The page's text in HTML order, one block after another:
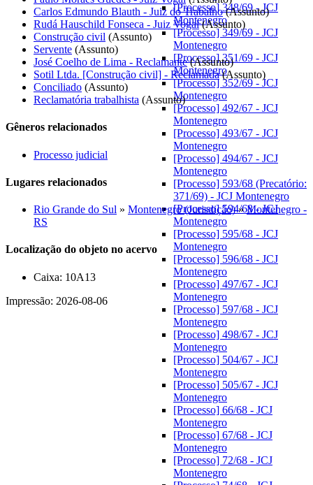
[Processo] 348/69 - JCJ
Montenegro
[Processo] 349/69 - JCJ
Montenegro
[Processo] 351/69 - JCJ
Montenegro
[Processo] 352/69 - JCJ
Montenegro
[Processo] 492/67 - JCJ
Montenegro
[Processo] 493/67 - JCJ
Montenegro
[Processo] 494/67 - JCJ
Montenegro
[Processo] 593/68 (Precatório:
371/69) - JCJ Montenegro
[Processo] 594/68 - JCJ
Montenegro
[Processo] 595/68 - JCJ
Montenegro
[Processo] 596/68 - JCJ
Montenegro
[Processo] 497/67 - JCJ
Montenegro
[Processo] 597/68 - JCJ
Montenegro
[Processo] 498/67 - JCJ
Montenegro
[Processo] 504/67 - JCJ
Montenegro
[Processo] 505/67 - JCJ
Montenegro
[Processo] 66/68 - JCJ
Montenegro
[Processo] 67/68 - JCJ
Montenegro
[Processo] 72/68 - JCJ
Montenegro
Carlos Edmundo Blauth - Juiz do Trabalho(Assunto)
Rudá Hauschild Fonseca - Juiz Vogal(Assunto)
Construção civil (Assunto)
Servente (Assunto)
José Coelho de Lima - Reclamante(Assunto)
Sotil Ltda. [Construção civil] - Reclamada(Assunto)
Conciliado (Assunto)
Reclamatória trabalhista (Assunto)
Gêneros relacionados
Processo judicial
Lugares relacionados
Rio Grande do Sul » Montenegro (Jurisdição)»Montenegro -
RS
Localização do objeto no acervo
Caixa: 10A13
Impressão: 2026-08-06